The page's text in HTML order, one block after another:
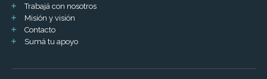
Trabajá con nosotros
Misión y visión
Contacto
Sumá tu apoyo